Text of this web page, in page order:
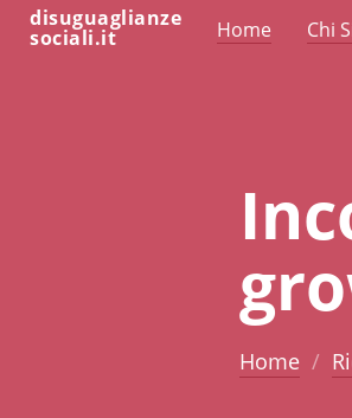
disuguaglianze
sociali.it Home Chi
Home